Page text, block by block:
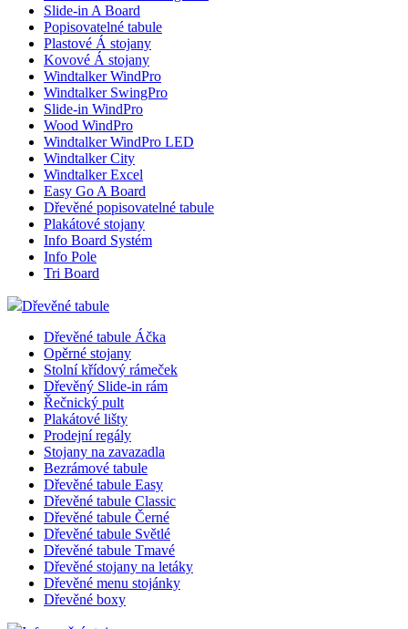
Slide-in A Board
Popisovatelné tabule
Plastové Á stojany
Kovové Á stojany
Windtalker WindPro
Windtalker SwingPro
Slide-in WindPro
Wood WindPro
Windtalker WindPro LED
Windtalker City
Windtalker Excel
Easy Go A Board
Dřevěné popisovatelné tabule
Plakátové stojany
Info Board Systém
Info Pole
Tri Board
Dřevěné tabule
Dřevěné tabule Áčka
Opěrné stojany
Stolní křídový rámeček
Dřevěný Slide-in rám
Řečnický pult
Plakátové lišty
Prodejní regály
Stojany na zavazadla
Bezrámové tabule
Dřevěné tabule Easy
Dřevěné tabule Classic
Dřevěné tabule Černé
Dřevěné tabule Světlé
Dřevěné tabule Tmavé
Dřevěné stojany na letáky
Dřevěné menu stojánky
Dřevěné boxy